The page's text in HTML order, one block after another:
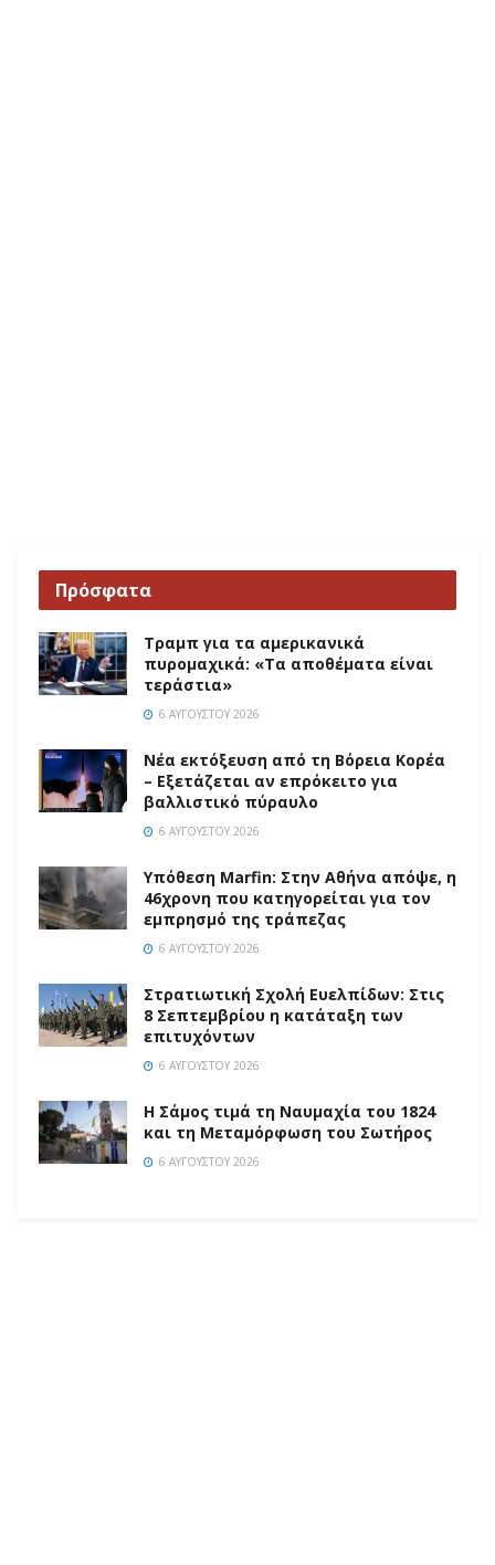
Πρόσφατα
Τραμπ για τα αμερικανικά
πυρομαχικά: «Τα αποθέματα είναι
τεράστια»
6 ΑΥΓΟΎΣΤΟΥ 2026
Νέα εκτόξευση από τη Βόρεια Κορέα
– Εξετάζεται αν επρόκειτο για
βαλλιστικό πύραυλο
6 ΑΥΓΟΎΣΤΟΥ 2026
Υπόθεση Marfin: Στην Αθήνα απόψε, η
46χρονη που κατηγορείται για τον
εμπρησμό της τράπεζας
6 ΑΥΓΟΎΣΤΟΥ 2026
Στρατιωτική Σχολή Ευελπίδων: Στις
8 Σεπτεμβρίου η κατάταξη των
επιτυχόντων
6 ΑΥΓΟΎΣΤΟΥ 2026
Η Σάμος τιμά τη Ναυμαχία του 1824
και τη Μεταμόρφωση του Σωτήρος
6 ΑΥΓΟΎΣΤΟΥ 2026